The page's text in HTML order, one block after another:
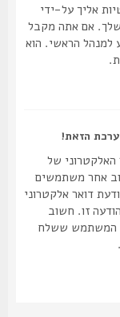
על-ידי
אם אתה מקבל
הראשי. הוא
הזאת!
של
משתמשים
אלקטרוני
זו. חשוב
ששלח